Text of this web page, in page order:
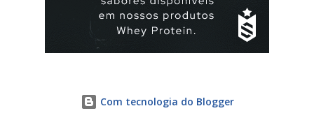
Com tecnologia do Blogger